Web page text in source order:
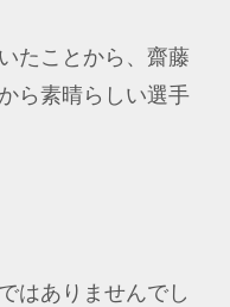
たことから、齋藤
ら素晴らしい選手
はありませんでし